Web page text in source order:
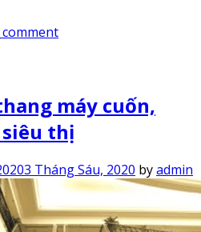
comment
máy cuốn,
thị
3 Tháng Sáu, 2020 byadmin